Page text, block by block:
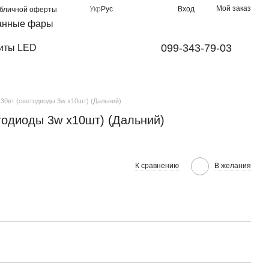
оферты Укр Рус Вход Мой заказ
фары
LED 099-343-79-03
(светодиоды 3w х10шт) (Дальний)
3w х10шт) (Дальний)
К сравнению В желания